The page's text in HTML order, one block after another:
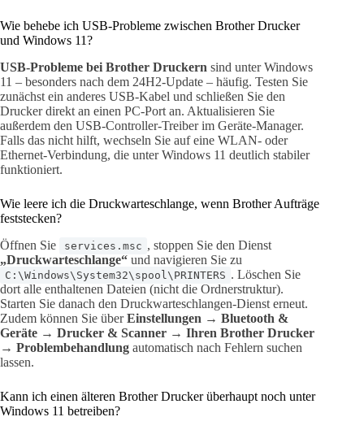
Wie behebe ich USB-Probleme zwischen Brother Drucker
und Windows 11?
USB-Probleme bei Brother Druckern sind unter Windows
11 – besonders nach dem 24H2-Update – häufig. Testen Sie
zunächst ein anderes USB-Kabel und schließen Sie den
Drucker direkt an einen PC-Port an. Aktualisieren Sie
außerdem den USB-Controller-Treiber im Geräte-Manager.
Falls das nicht hilft, wechseln Sie auf eine WLAN- oder
Ethernet-Verbindung, die unter Windows 11 deutlich stabiler
funktioniert.
Wie leere ich die Druckwarteschlange, wenn Brother Aufträge
feststecken?
Öffnen Sie
services.msc , stoppen Sie den Dienst
„Druckwarteschlange“ und navigieren Sie zu
C:\Windows\System32\spool\PRINTERS . Löschen Sie
dort alle enthaltenen Dateien (nicht die Ordnerstruktur).
Starten Sie danach den Druckwarteschlangen-Dienst erneut.
Zudem können Sie überEinstellungen → Bluetooth &
Geräte → Drucker & Scanner → Ihren Brother Drucker
→ Problembehandlung automatisch nach Fehlern suchen
lassen.
Kann ich einen älteren Brother Drucker überhaupt noch unter
Windows 11 betreiben?